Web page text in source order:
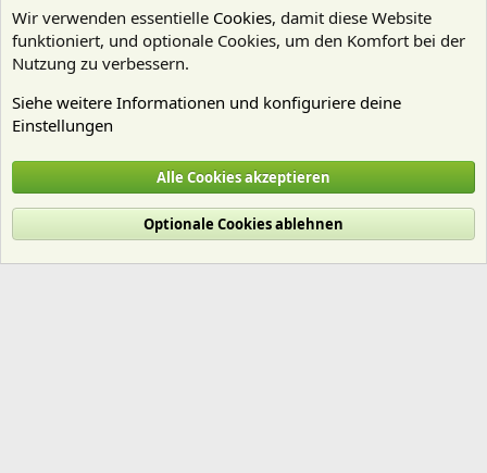
Cookies
Deutsch (Du)
Nutzungsbedingungen
Datenschutz Hilfe und Impressum
R
Wir verwenden essentielle Cookies, damit diese Website
funktioniert, und optionale Cookies, um den Komfort bei der
Nutzung zu verbessern.
Siehe weitere Informationen und konfiguriere deine
Einstellungen
Alle Cookies akzeptieren
Optionale Cookies ablehnen